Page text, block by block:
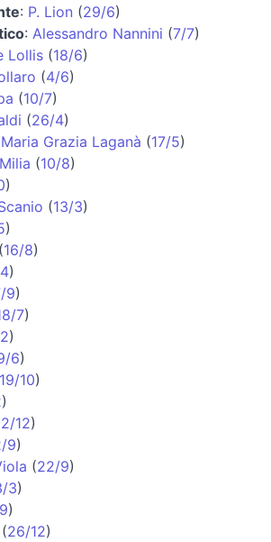
: P. Lion (29/6)
: Alessandro Nannini (7/7)
Lollis (18/6)
(4/6)
(10/7)
(26/4)
Maria Grazia Laganà (17/5)
(10/8)
)
(13/3)
)
(16/8)
)
9)
7)
)
6)
19/10)
)
12)
9)
(22/9)
3)
)
(26/12)